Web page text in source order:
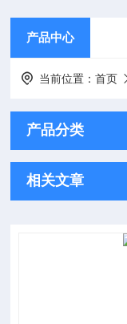
产品中心
当前位置：首页
产品分类
相关文章